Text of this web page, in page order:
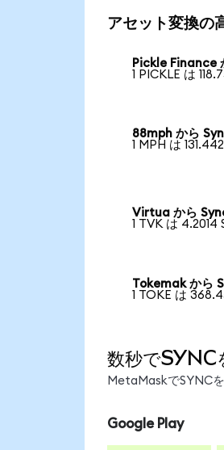
アセット変換の
Pickle Finance
1 PICKLE は
88mph から
1 MPH は
Virtua から
1 TVK は 4.2014
Tokemak から
1 TOKE は
数秒でSYNC
MetaMaskでSYNC
Google Play